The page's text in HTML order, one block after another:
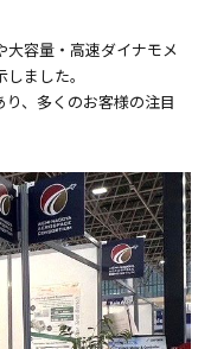
大容量・高速ダイナモメ
ました。
、多くのお客様の注目